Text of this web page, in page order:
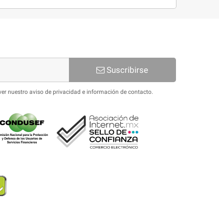
Suscribirse
nuestro aviso de privacidad e información de contacto.